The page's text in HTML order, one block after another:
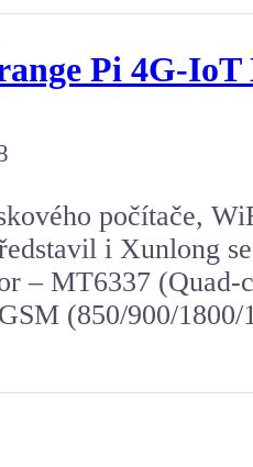
Pi 4G-IoT
počítače,
i Xunlong
– MT6337
(850/900/